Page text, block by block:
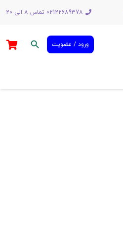
02122689378 تماس 8 الی 20
ورود / عضویت search